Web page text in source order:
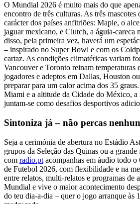
O Mundial 2026 é muito mais do que
encontro de três culturas. As três
carácter dos países anfitriões: Maple, o
jaguar mexicano, e Clutch, a águia-careca
disso, pela primeira vez, haverá um
– inspirado no Super Bowl e com os
cartaz. As condições climatéricas variam
Vancouver e Toronto reinam temperaturas
jogadores e adeptos em Dallas, Houston
preparar para um calor acima dos 35
Miami e a altitude da Cidade do México, a
juntam-se como desafios desportivos
Sintoniza já – não percas
Seja a cerimónia de abertura no Estádio
grupos da Seleção das Quinas ou a
com radio.pt acompanhas em áudio todo
de Futebol 2026, com flexibilidade e na
entre relatos, multi-relatos e programas de
Mundial e vive o maior acontecimento
do teu dia-a-dia – quer o jogo arranque às